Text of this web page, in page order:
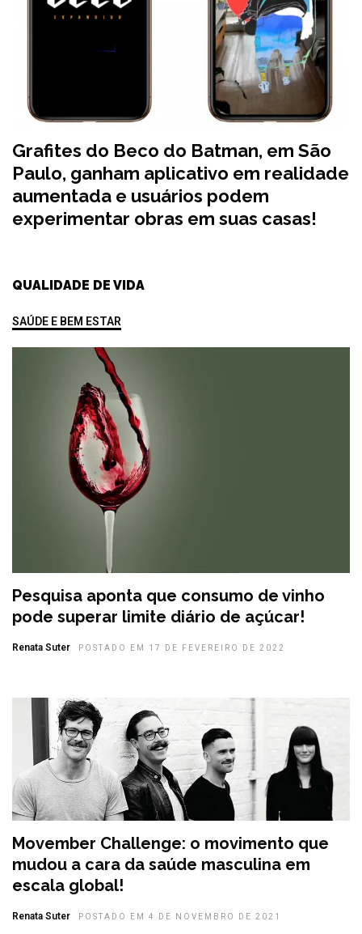
Grafites do Beco do Batman, em São
Paulo, ganham aplicativo em realidade
aumentada e usuários podem
experimentar obras em suas casas!
QUALIDADE DE VIDA
SAÚDE E BEM ESTAR
Pesquisa aponta que consumo de vinho
pode superar limite diário de açúcar!
Renata Suter POSTADO EM 17 DE FEVEREIRO DE 2022
Movember Challenge: o movimento que
mudou a cara da saúde masculina em
escala global!
Renata Suter POSTADO EM 4 DE NOVEMBRO DE 2021